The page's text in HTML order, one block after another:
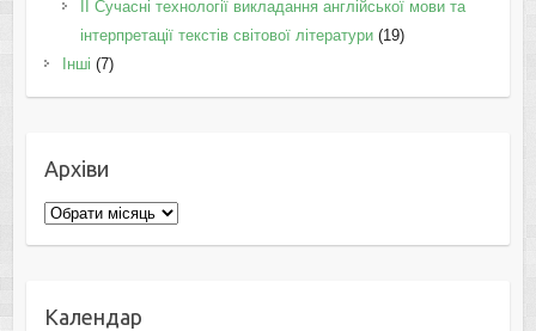
II Cучасні технології викладання англійської мови та
інтерпретації текстів світової літератури(19)
Інші (7)
Архіви
Архіви
Календар